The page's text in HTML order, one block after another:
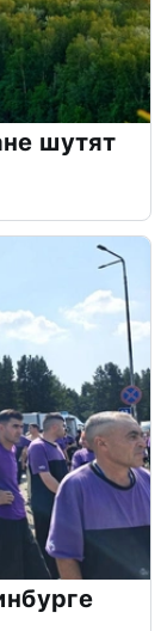
шутят